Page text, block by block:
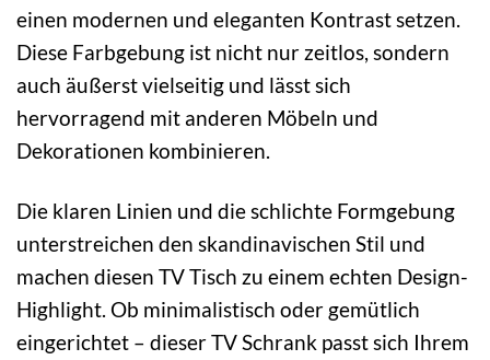
einen modernen und eleganten Kontrast setzen.
Diese Farbgebung ist nicht nur zeitlos, sondern
auch äußerst vielseitig und lässt sich
hervorragend mit anderen Möbeln und
Dekorationen kombinieren.
Die klaren Linien und die schlichte Formgebung
unterstreichen den skandinavischen Stil und
machen diesen TV Tisch zu einem echten Design-
Highlight. Ob minimalistisch oder gemütlich
eingerichtet – dieser TV Schrank passt sich Ihrem